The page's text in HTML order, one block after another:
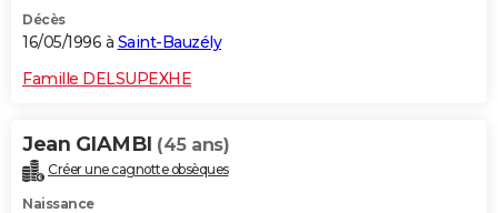
Décès
16/05/1996 à Saint-Bauzély
Famille DELSUPEXHE
Jean GIAMBI (45 ans)
Créer une cagnotte obsèques
Naissance